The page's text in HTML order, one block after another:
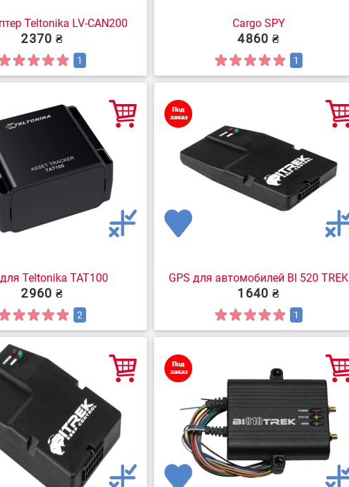
Teltonika LV-CAN200
2370 ₴
1
Cargo SPY
4860 ₴
1
Teltonika TAT100
2960 ₴
2
GPS для автомобилей BI 520 TREK
1640 ₴
1